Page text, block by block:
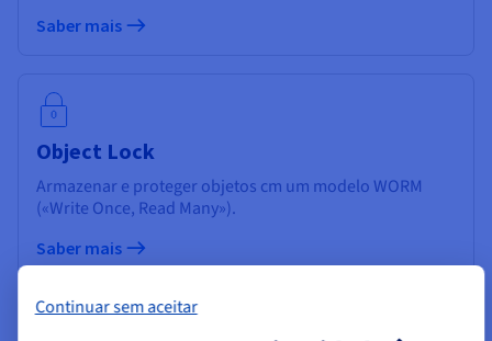
Saber mais
Object Lock
Armazenar e proteger objetos cm um modelo WORM
(«Write Once, Read Many»).
Saber mais
Continuar sem aceitar